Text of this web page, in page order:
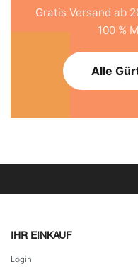
Gratis Versand ab
100 %
Alle
IHR EINKAUF
Login